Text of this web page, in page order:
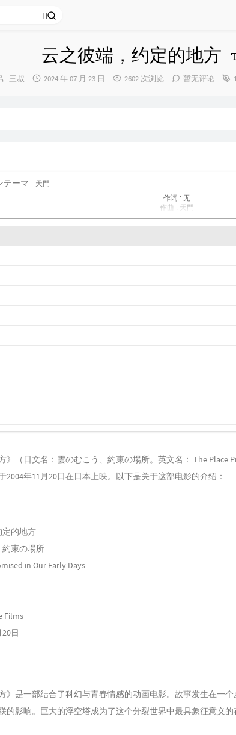
云之彼端，约定的地方
博
三叔
发
2024 年 07 月 23 日 2602 次浏览 暂无评论
テーマ - 天門
作词 : 无
作曲 : 天門
纯音乐，请欣赏
場所
》（日文名：雲のむこう、約束の場所。英文名： The Place
2004年11月20日在日本上映。以下是关于这部电影的介绍：
定的地方
約束の場所
in Our Early Days
Films
20日
》是一部结合了科幻与青春情感的动画电影。故事发生在一
的影响。巨大的浮空塔成为了这个分裂世界中最具象征意义的